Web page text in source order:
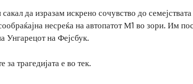
да изразам искрено сочувство до
несреќа на автопатот М1 во зори. Им
Унгарецот на Фејсбук.
за трагедијата е во тек.